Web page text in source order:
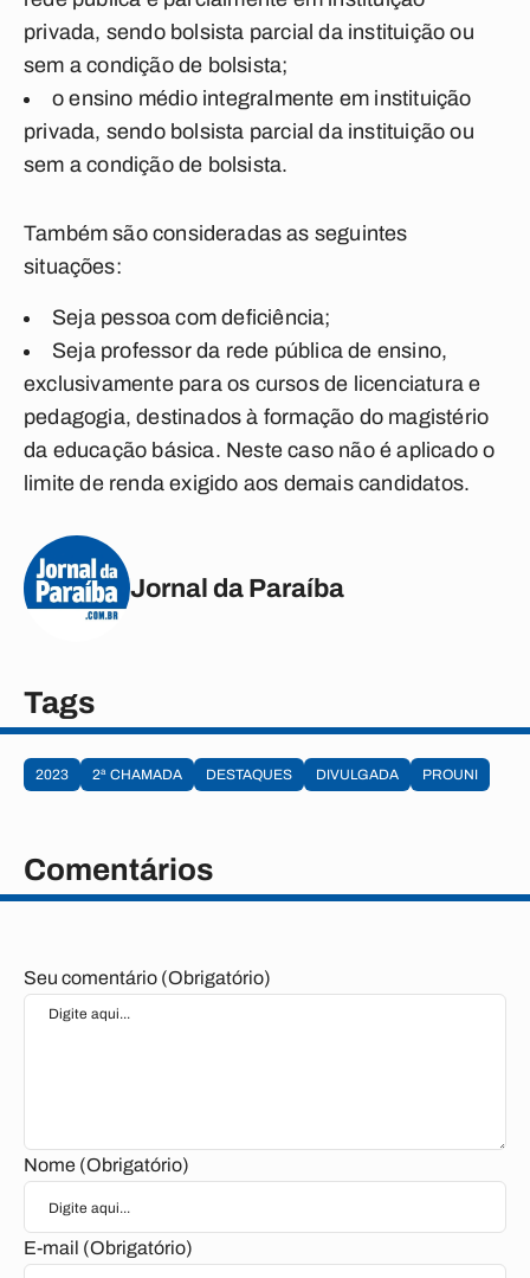
privada, sendo bolsista parcial da instituição ou
sem a condição de bolsista;
o ensino médio integralmente em instituição
privada, sendo bolsista parcial da instituição ou
sem a condição de bolsista.
Também são consideradas as seguintes
situações:
Seja pessoa com deficiência;
Seja professor da rede pública de ensino,
exclusivamente para os cursos de licenciatura e
pedagogia, destinados à formação do magistério
da educação básica. Neste caso não é aplicado o
limite de renda exigido aos demais candidatos.
Jornal da Paraíba
Tags
2023 2ª CHAMADA DESTAQUES DIVULGADA PROUNI
Comentários
Seu comentário (Obrigatório)
Nome (Obrigatório)
E-mail (Obrigatório)